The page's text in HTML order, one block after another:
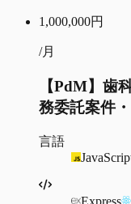
1,000,000円
/月
【PdM】歯
務委託案件
言語
Express